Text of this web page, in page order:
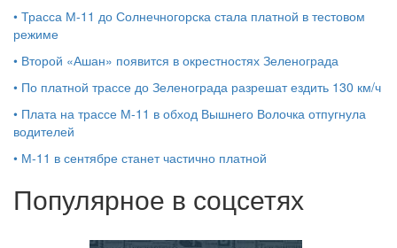
• Трасса М-11 до Солнечногорска стала платной в тестовом
режиме
• Второй «Ашан» появится в окрестностях Зеленограда
• По платной трассе до Зеленограда разрешат ездить 130 км/ч
• Плата на трассе М-11 в обход Вышнего Волочка отпугнула
водителей
• М-11 в сентябре станет частично платной
Популярное в соцсетях